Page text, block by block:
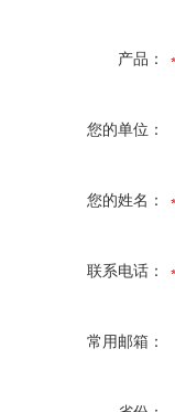
产品：
您的单位：
您的姓名：
联系电话：
常用邮箱：